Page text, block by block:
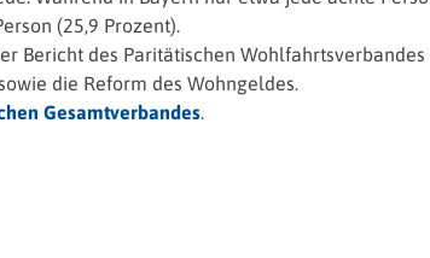
(25,9 Prozent).
Bericht des Paritätischen
die Reform des Wohngeldes.
Gesamtverbandes.